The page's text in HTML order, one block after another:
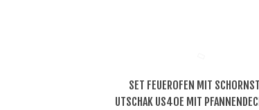
Beliebt
SET FEUEROFEN MIT
UTSCHAK US40E MIT